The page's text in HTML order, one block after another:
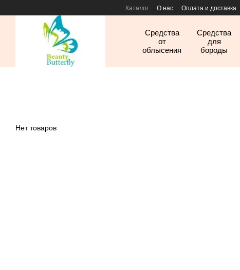
Каталог О нас Оплата и доставка
Средства
от
облысения
Средства
для
бороды
Нет товаров